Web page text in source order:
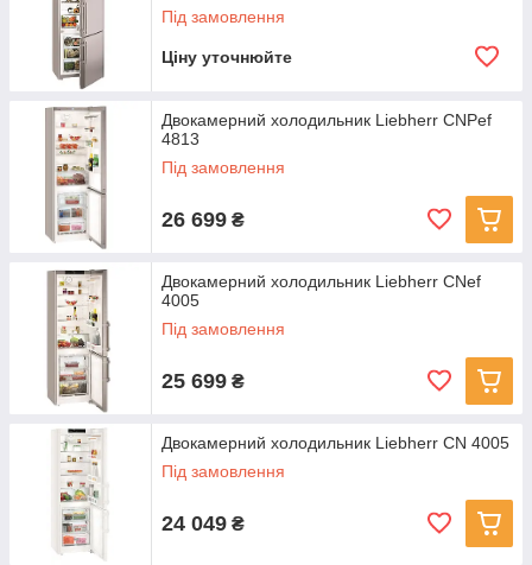
Під замовлення
Ціну уточнюйте
Двокамерний холодильник Liebherr CNPef
4813
Під замовлення
26 699 ₴
Двокамерний холодильник Liebherr CNef
4005
Під замовлення
25 699 ₴
Двокамерний холодильник Liebherr CN 4005
Під замовлення
24 049 ₴